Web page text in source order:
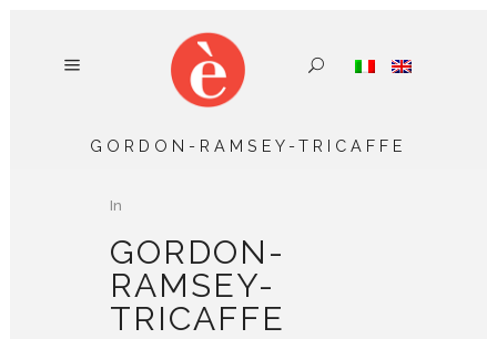
GORDON-RAMSEY-TRICAFFE
In
GORDON-
RAMSEY-
TRICAFFE